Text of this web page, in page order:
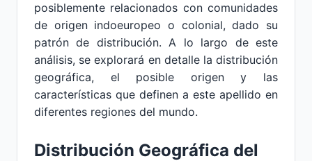
posiblemente relacionados con comunidades
de origen indoeuropeo o colonial, dado su
patrón de distribución. A lo largo de este
análisis, se explorará en detalle la distribución
geográfica, el posible origen y las
características que definen a este apellido en
diferentes regiones del mundo.
Distribución Geográfica del